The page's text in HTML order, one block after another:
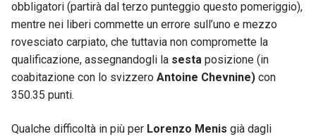
obbligatori (partirà dal terzo punteggio questo pomeriggio),
mentre nei liberi commette un errore sull’uno e mezzo
rovesciato carpiato, che tuttavia non compromette la
qualificazione, assegnandogli la sesta posizione (in
coabitazione con lo svizzero Antoine Chevnine) con
350.35 punti.
Qualche difficoltà in più per Lorenzo Menis già dagli